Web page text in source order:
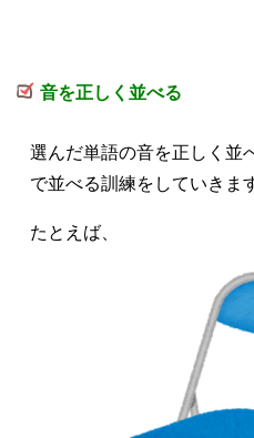
音を正しく並べる
選んだ単語の音を正しく並
で並べる訓練をしていきま
たとえば、